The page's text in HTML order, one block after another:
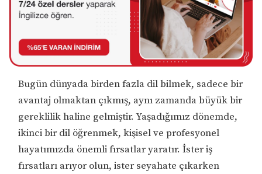
Bugün dünyada birden fazla dil bilmek, sadece bir
avantaj olmaktan çıkmış, aynı zamanda büyük bir
gereklilik haline gelmiştir. Yaşadığımız dönemde,
ikinci bir dil öğrenmek, kişisel ve profesyonel
hayatımızda önemli fırsatlar yaratır. İster iş
fırsatları arıyor olun, ister seyahate çıkarken